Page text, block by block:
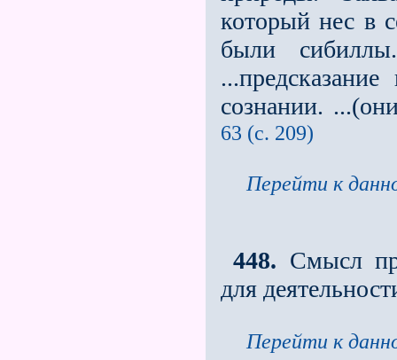
который нес в
были
сознании.
63 (с. 209)
Перейти к
448. Смысл
для
Перейти к